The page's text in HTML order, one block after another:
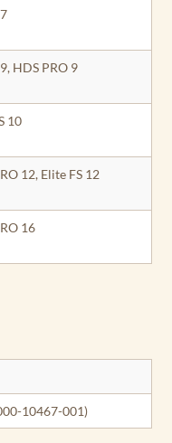
HDS PRO 9
10
12, Elite FS 12
16
10467-001)